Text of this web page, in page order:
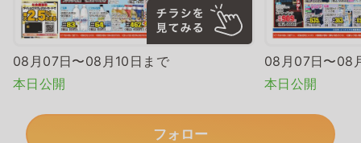
08月07日〜08月10日まで
本日公開
08月07日〜08
本日公開
フォロー